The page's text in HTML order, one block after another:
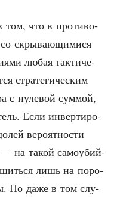
том, что в про­ти­во­
со скры­ва­ю­щи­ми­ся
любая так­ти­че­
стра­те­ги­че­ским
с нуле­вой сум­мой,
Если инвер­ти­ро­
веро­ят­но­сти
на такой само­убий­
лишь на поро­
Но даже в том слу­